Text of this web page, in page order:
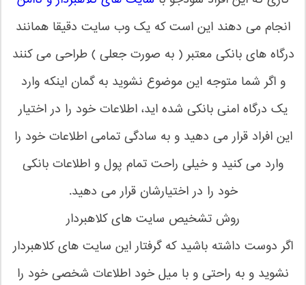
انجام می دهند این است که یک وب سایت دقیقا همانند
درگاه های بانکی معتبر ( به صورت جعلی ) طراحی می کنند
و اگر شما متوجه این موضوع نشوید به گمان اینکه وارد
یک درگاه امنی بانکی شده اید، اطلاعات خود را در اختیار
این افراد قرار می دهید و به سادگی تمامی اطلاعات خود را
وارد می کنید و خیلی راحت تمام پول و اطلاعات بانکی
خود را در اختیارشان قرار می دهید.
روش تشخیص سایت های کلاهبردار
اگر دوست داشته باشید که گرفتار این سایت های کلاهبردار
نشوید و به راحتی و با میل خود اطلاعات شخصی خود را